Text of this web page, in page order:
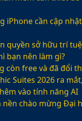
iPhone cần cập
quyền sở hữu trí
bạn nên làm gì?
còn free và đã đổi
Suites 2026 ra
vào tính năng AI
nền chào mừng Đại